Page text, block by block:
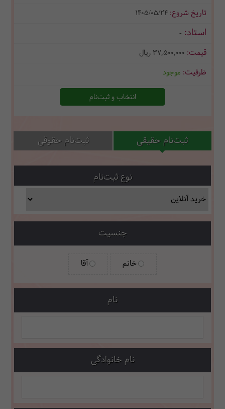
1405/05/24
-
37,500,000 ریال
موجود
انتخاب و ثبت‌نام
ثبت‌نام حقیقی ثبت‌نام حقوقی
نوع ثبت‌نام
جنسیت
خانم آقا
نام
نام خانوادگی